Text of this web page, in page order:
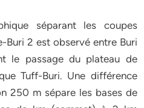
séparant les coupes
Buri 2 est observé entre Buri
le passage du plateau de
Tuff-Buri. Une différence
250 m sépare les bases de